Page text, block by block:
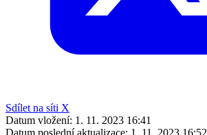
Sdílet na síti X
Datum vložení: 1. 11. 2023 16:41
Datum poslední aktualizace: 1. 11. 2023 16:52